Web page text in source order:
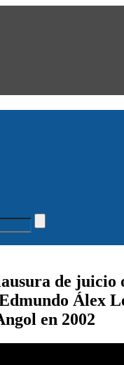
de juicio
Álex
en 2002